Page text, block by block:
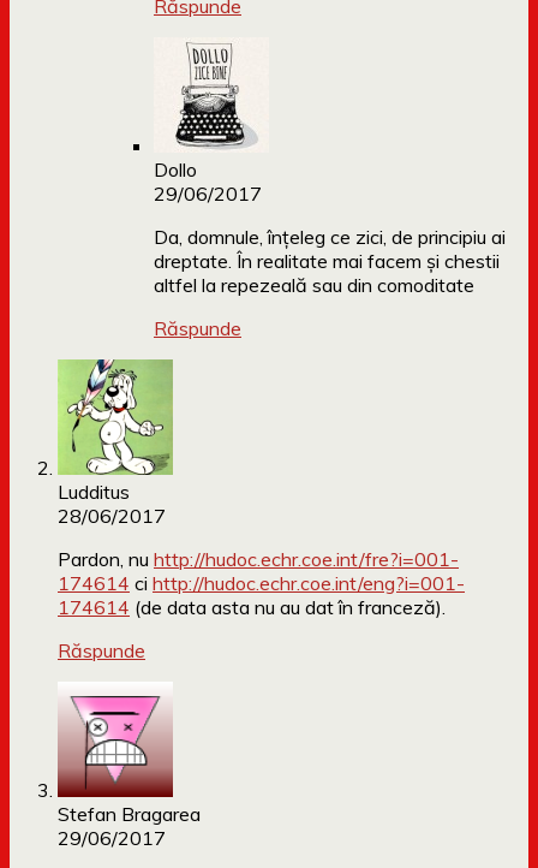
Răspunde
Dollo
29/06/2017
Da, domnule, înțeleg ce zici, de principiu ai
dreptate. În realitate mai facem și chestii
altfel la repezeală sau din comoditate
Răspunde
Ludditus
28/06/2017
Pardon, nu http://hudoc.echr.coe.int/fre?i=001-
174614 ci http://hudoc.echr.coe.int/eng?i=001-
174614 (de data asta nu au dat în franceză).
Răspunde
Stefan Bragarea
29/06/2017